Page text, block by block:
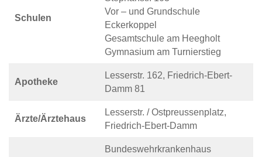
Schulen
Vor – und Grundschule
Eckerkoppel
Gesamtschule am Heegholt
Gymnasium am Turnierstieg
Apotheke
Lesserstr. 162, Friedrich-Ebert-
Damm 81
Ärzte/Ärztehaus
Lesserstr. / Ostpreussenplatz,
Friedrich-Ebert-Damm
Bundeswehrkrankenhaus